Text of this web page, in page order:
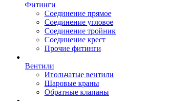
Фитинги
Соединение прямое
Соединение угловое
Соединение тройник
Соединение крест
Прочие фитинги
Вентили
Игольчатые вентили
Шаровые краны
Обратные клапаны